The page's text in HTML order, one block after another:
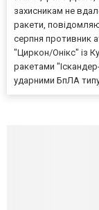
захисникам не
ракети,
серпня противник
"Циркон/Онікс" із
ракетами
ударними БпЛА типу